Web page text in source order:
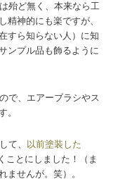
殆ど無く、本来なら工
神的にも楽ですが、
すら知らない人）に知
ンプル品も飾るように
で、エアーブラシやス
て、 以前塗装した
ことにしました！（ま
せんが。笑）。